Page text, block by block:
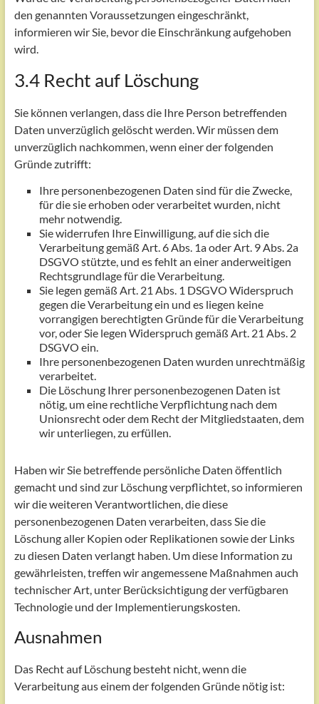
den genannten Voraussetzungen eingeschränkt,
informieren wir Sie, bevor die Einschränkung aufgehoben
wird.
3.4 Recht auf Löschung
Sie können verlangen, dass die Ihre Person betreffenden
Daten unverzüglich gelöscht werden. Wir müssen dem
unverzüglich nachkommen, wenn einer der folgenden
Gründe zutrifft:
Ihre personenbezogenen Daten sind für die Zwecke,
für die sie erhoben oder verarbeitet wurden, nicht
mehr notwendig.
Sie widerrufen Ihre Einwilligung, auf die sich die
Verarbeitung gemäß Art. 6 Abs. 1a oder Art. 9 Abs. 2a
DSGVO stützte, und es fehlt an einer anderweitigen
Rechtsgrundlage für die Verarbeitung.
Sie legen gemäß Art. 21 Abs. 1 DSGVO Widerspruch
gegen die Verarbeitung ein und es liegen keine
vorrangigen berechtigten Gründe für die Verarbeitung
vor, oder Sie legen Widerspruch gemäß Art. 21 Abs. 2
DSGVO ein.
Ihre personenbezogenen Daten wurden unrechtmäßig
verarbeitet.
Die Löschung Ihrer personenbezogenen Daten ist
nötig, um eine rechtliche Verpflichtung nach dem
Unionsrecht oder dem Recht der Mitgliedstaaten, dem
wir unterliegen, zu erfüllen.
Haben wir Sie betreffende persönliche Daten öffentlich
gemacht und sind zur Löschung verpflichtet, so informieren
wir die weiteren Verantwortlichen, die diese
personenbezogenen Daten verarbeiten, dass Sie die
Löschung aller Kopien oder Replikationen sowie der Links
zu diesen Daten verlangt haben. Um diese Information zu
gewährleisten, treffen wir angemessene Maßnahmen auch
technischer Art, unter Berücksichtigung der verfügbaren
Technologie und der Implementierungskosten.
Ausnahmen
Das Recht auf Löschung besteht nicht, wenn die
Verarbeitung aus einem der folgenden Gründe nötig ist: